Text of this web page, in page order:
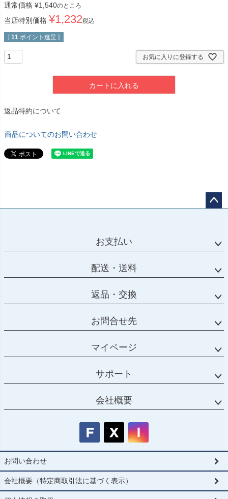
通常価格 ¥1,540のところ
当店特別価格 ¥1,232税込
[ 11 ポイント進呈 ]
お気に入りに登録する
カートに入れる
返品特約について
商品についてのお問い合わせ
お支払い
配送・送料
返品・交換
お問合せ先
マイページ
サポート
会社概要
お問い合わせ
会社概要（特定商取引法に基づく表示）